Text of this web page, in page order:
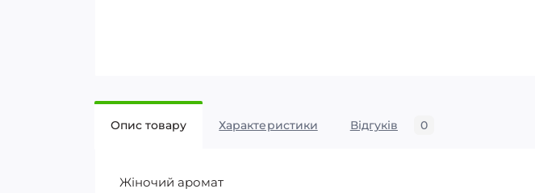
Опис товару Характеристики Відгуків 0
Жіночий аромат